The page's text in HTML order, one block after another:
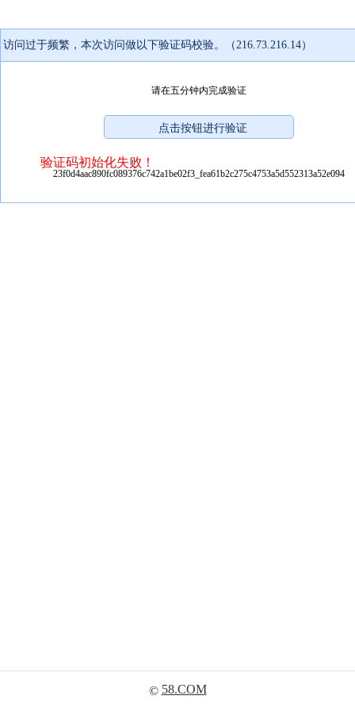
访问过于频繁，本次访问做以下验证码校验。（216.73.216.14）
请在五分钟内完成验证
验证码初始化失败！
23f0d4aac890fc089376c742a1be02f3_fea61b2c275c4753a5d552313a52e094
© 58.COM